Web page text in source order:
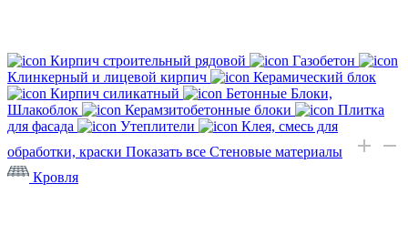
Кирпич строительный рядовой
Газобетон
Клинкерный и лицевой кирпич
Керамический блок
Кирпич силикатный
Бетонные Блоки,
Шлакоблок
Керамзитобетонные блоки
Плитка
для фасада
Утеплители
Клея, смесь для
обработки, краски Показать все Стеновые материалы
Кровля